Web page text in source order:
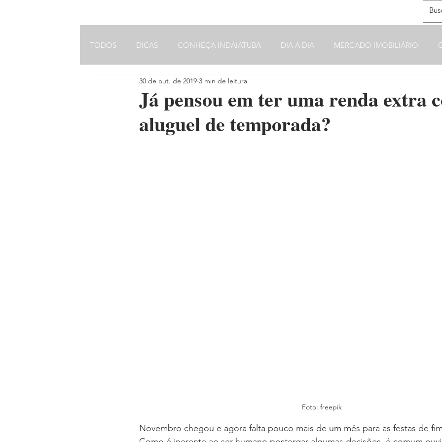
TODOS DICAS CONHEÇA INDAIATUBA DIA A DIA MERCADO IMOBILIÁRIO
ARQUITETURAJá pensou em ter uma renda extra
aluguel de temporada?
30 de out. de 2019 3 min de leitura
Foto: freepik
Novembro chegou e agora falta pouco mais de um mês para as festas de